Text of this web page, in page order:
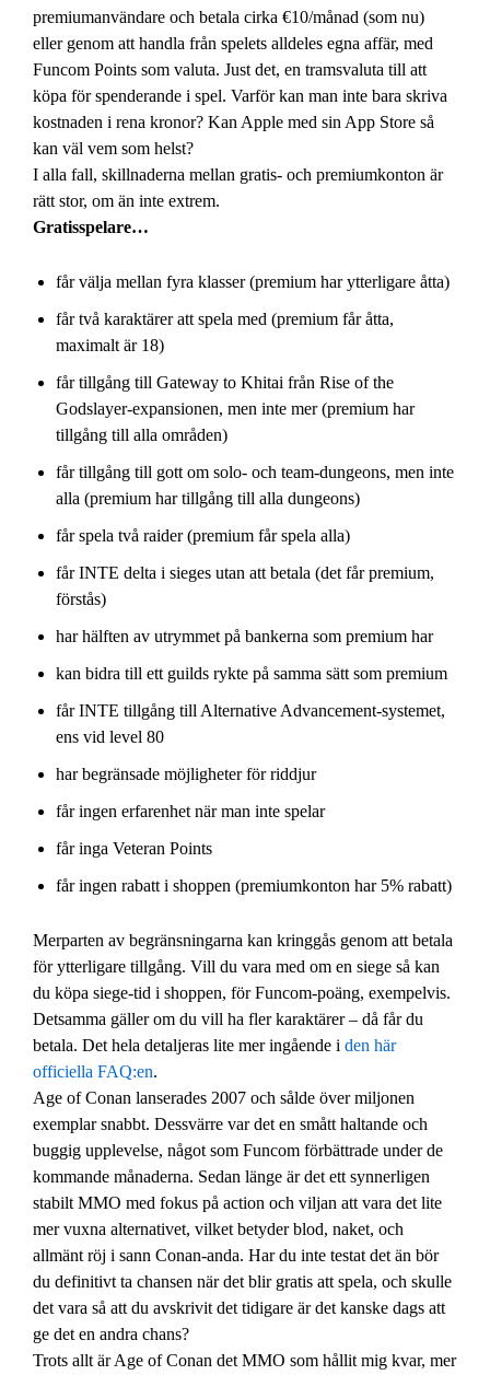
premiumanvändare och betala cirka €10/månad (som nu)
eller genom att handla från spelets alldeles egna affär, med
Funcom Points som valuta. Just det, en tramsvaluta till att
köpa för spenderande i spel. Varför kan man inte bara skriva
kostnaden i rena kronor? Kan Apple med sin App Store så
kan väl vem som helst?
I alla fall, skillnaderna mellan gratis- och premiumkonton är
rätt stor, om än inte extrem.
Gratisspelare…
får välja mellan fyra klasser (premium har ytterligare åtta)
får två karaktärer att spela med (premium får åtta,
maximalt är 18)
får tillgång till Gateway to Khitai från Rise of the
Godslayer-expansionen, men inte mer (premium har
tillgång till alla områden)
får tillgång till gott om solo- och team-dungeons, men inte
alla (premium har tillgång till alla dungeons)
får spela två raider (premium får spela alla)
får INTE delta i sieges utan att betala (det får premium,
förstås)
har hälften av utrymmet på bankerna som premium har
kan bidra till ett guilds rykte på samma sätt som premium
får INTE tillgång till Alternative Advancement-systemet,
ens vid level 80
har begränsade möjligheter för riddjur
får ingen erfarenhet när man inte spelar
får inga Veteran Points
får ingen rabatt i shoppen (premiumkonton har 5% rabatt)
Merparten av begränsningarna kan kringgås genom att betala
för ytterligare tillgång. Vill du vara med om en siege så kan
du köpa siege-tid i shoppen, för Funcom-poäng, exempelvis.
Detsamma gäller om du vill ha fler karaktärer – då får du
betala. Det hela detaljeras lite mer ingående i den här
officiella FAQ:en.
Age of Conan lanserades 2007 och sålde över miljonen
exemplar snabbt. Dessvärre var det en smått haltande och
buggig upplevelse, något som Funcom förbättrade under de
kommande månaderna. Sedan länge är det ett synnerligen
stabilt MMO med fokus på action och viljan att vara det lite
mer vuxna alternativet, vilket betyder blod, naket, och
allmänt röj i sann Conan-anda. Har du inte testat det än bör
du definitivt ta chansen när det blir gratis att spela, och skulle
det vara så att du avskrivit det tidigare är det kanske dags att
ge det en andra chans?
Trots allt är Age of Conan det MMO som hållit mig kvar, mer